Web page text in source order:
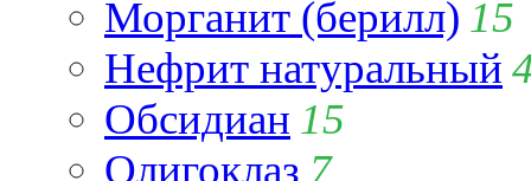
Морганит (берилл) 15
Нефрит натуральный
Обсидиан 15
Олигоклаз 7